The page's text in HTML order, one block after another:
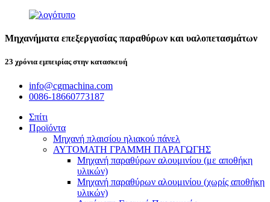
Μηχανήματα επεξεργασίας παραθύρων και υαλοπετασμάτων
23 χρόνια εμπειρίας στην κατασκευή
info@cgmachina.com
0086-18660773187
Σπίτι
Προϊόντα
Μηχανή πλαισίου ηλιακού πάνελ
ΑΥΤΟΜΑΤΗ ΓΡΑΜΜΗ ΠΑΡΑΓΩΓΗΣ
Μηχανή παραθύρων αλουμινίου (με αποθήκη
υλικών)
Μηχανή παραθύρων αλουμινίου (χωρίς αποθήκη
υλικών)